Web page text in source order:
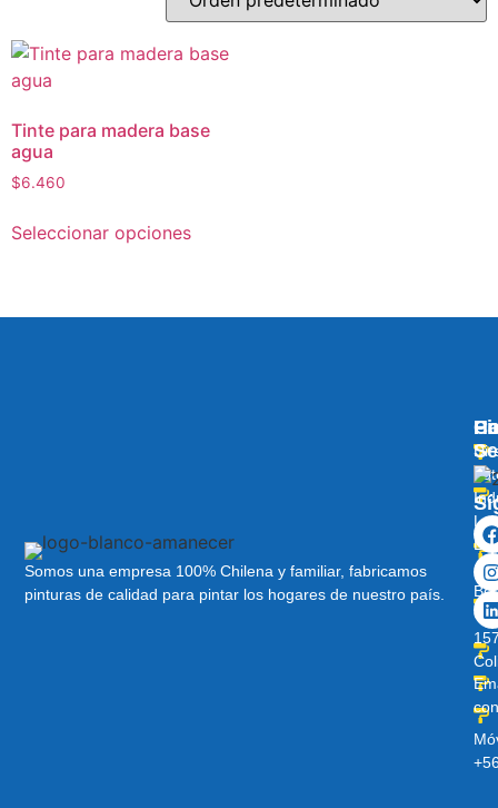
Tinte para madera base
agua
$6.460
Seleccionar opciones
Somos una empresa 100% Chilena y familiar, fabricamos
pinturas de calidad para pintar los hogares de nuestro país.
Los
Av